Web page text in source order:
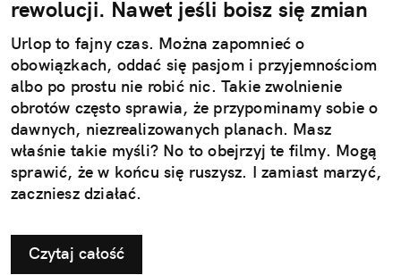
rewolucji. Nawet jeśli boisz się zmian
Urlop to fajny czas. Można zapomnieć o
obowiązkach, oddać się pasjom i przyjemnościom
albo po prostu nie robić nic. Takie zwolnienie
obrotów często sprawia, że przypominamy sobie o
dawnych, niezrealizowanych planach. Masz
właśnie takie myśli? No to obejrzyj te filmy. Mogą
sprawić, że w końcu się ruszysz. I zamiast marzyć,
zaczniesz działać.
Czytaj całość